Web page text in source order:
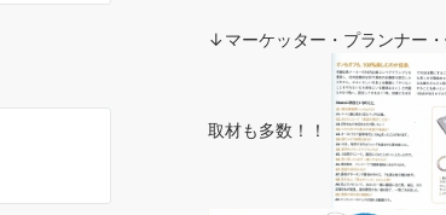
↓マーケッター・プランナー
取材も多数！！